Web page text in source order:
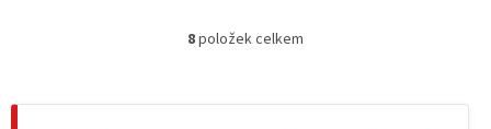
O
á
8položek celkem